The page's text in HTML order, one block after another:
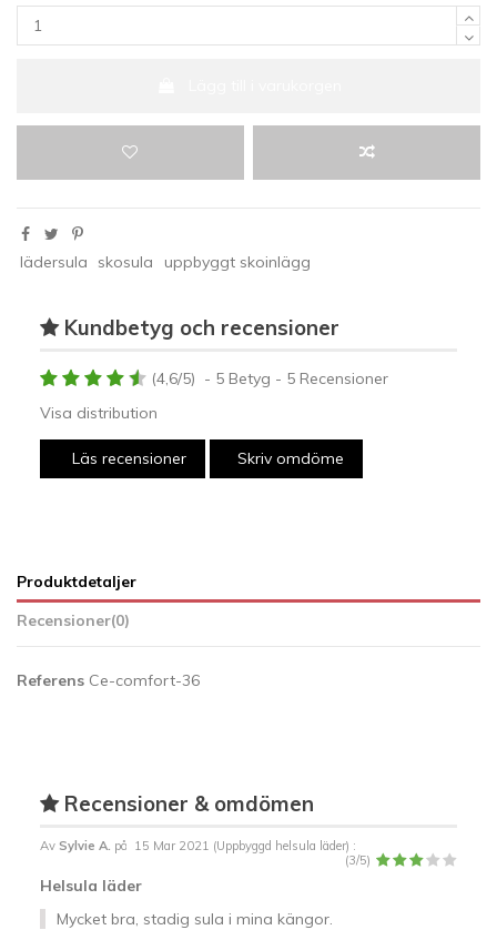
lädersula skosula uppbyggt skoinlägg
Kundbetyg och recensioner
(4,6/5) - 5 Betyg - 5 Recensioner
Visa distribution
Läs recensioner Skriv omdöme
Produktdetaljer
Recensioner(0)
Referens Ce-comfort-36
Recensioner & omdömen
Av Sylvie A. på 15 Mar 2021 (Uppbyggd helsula läder) :
(3/5)
Helsula läder
Mycket bra, stadig sula i mina kängor.